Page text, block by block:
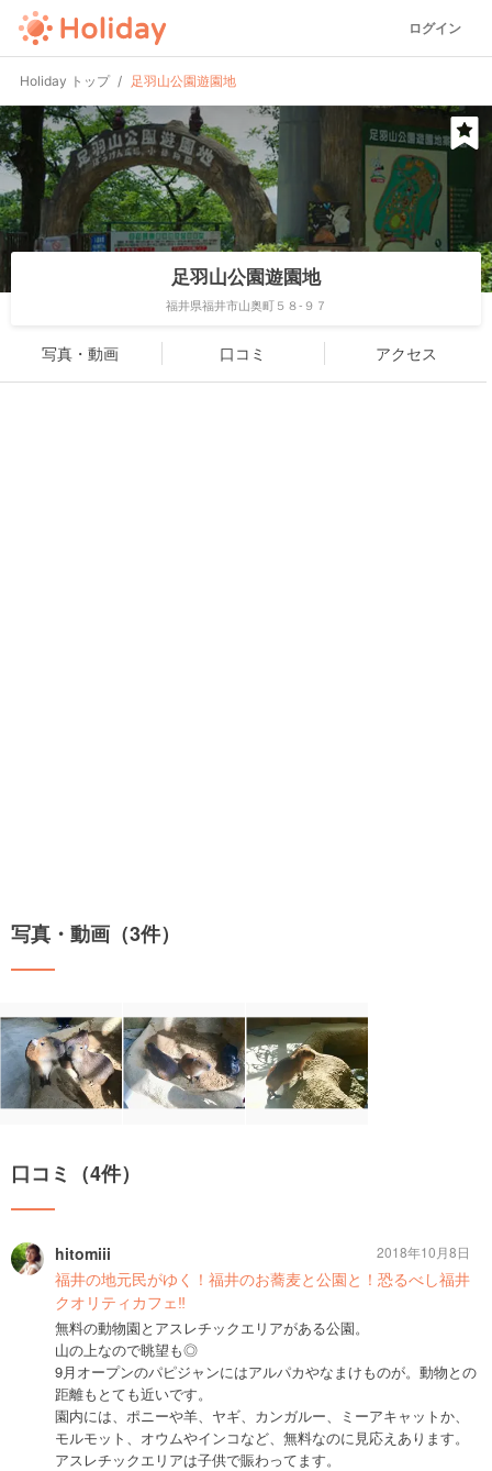
ログイン
Holiday トップ 足羽山公園遊園地
足羽山公園遊園地
福井県福井市山奥町５８-９７
写真・動画 口コミ アクセス
写真・動画（3件）
口コミ（4件）
hitomiii
福井の地元民がゆく！福井のお蕎麦と公園と！恐るべし福井
クオリティカフェ‼︎
無料の動物園とアスレチックエリアがある公園。
山の上なので眺望も◎
9月オープンのパピジャンにはアルパカやなまけものが。動物との
距離もとても近いです。
園内には、ポニーや羊、ヤギ、カンガルー、ミーアキャットか、
モルモット、オウムやインコなど、無料なのに見応えあります。
アスレチックエリアは子供で賑わってます。
2018年10月8日